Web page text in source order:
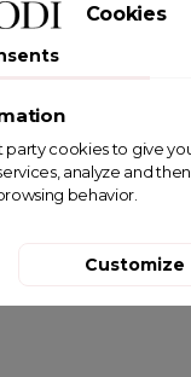
Cookies
party cookies to give
analyze and
behavior.
Customize